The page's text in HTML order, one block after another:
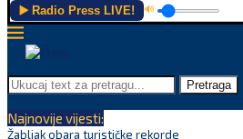
▶️ Radio Press LIVE! 🔊
Pretraga
Najnovije vijesti:
Žabljak obara turističke rekorde